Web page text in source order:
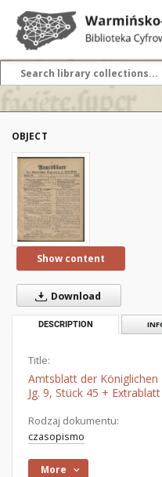
OBJECT
Show content
Download
DESCRIPTION
Title:
Amtsblatt der Königlichen
Jg. 9, Stück 45 + Extrablatt
Rodzaj dokumentu:
czasopismo
More